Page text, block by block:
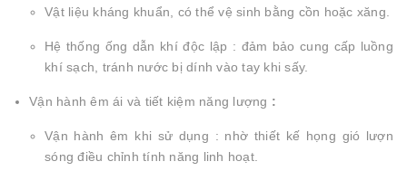
Vật liệu kháng khuẩn, có thể vệ sinh bằng cồn hoặc xăng.
Hệ thống ống dẫn khí độc lập : đảm bảo cung cấp luồng
khí sạch, tránh nước bị dính vào tay khi sấy.
Vận hành êm ái và tiết kiệm năng lượng :
Vận hành êm khi sử dụng : nhờ thiết kế họng gió lượn
sóng điều chỉnh tính năng linh hoạt.